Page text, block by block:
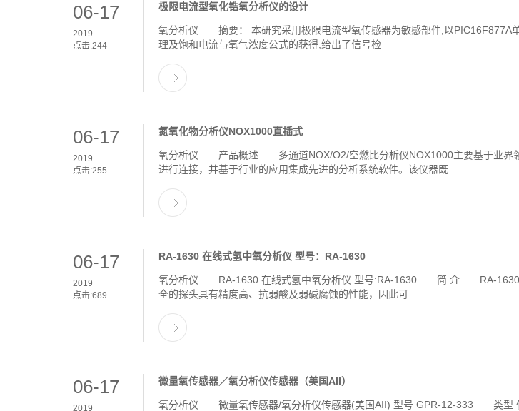
06-17
2019
点击:244
极限电流型氧化锆氧分析仪的设计
氧分析仪 摘要： 本研究采用极限电流型氧传感器为敏感部件,以PIC16F877A
理及饱和电流与氧气浓度公式的获得,给出了信号检
06-17
2019
点击:255
氮氧化物分析仪NOX1000直插式
氧分析仪 产品概述 多通道NOX/O2/空燃比分析仪NOX1000主要基于业界领
进行连接，并基于行业的应用集成先进的分析系统软件。该仪器既
06-17
2019
点击:689
RA-1630 在线式氢中氧分析仪 型号：RA-1630
氧分析仪 RA-1630 在线式氢中氧分析仪 型号:RA-1630 简 介 RA-1630氢
全的探头具有精度高、抗弱酸及弱碱腐蚀的性能，因此可
06-17
2019
微量氧传感器／氧分析仪传感器（美国AII）
氧分析仪 微量氧传感器/氧分析仪传感器(美国AII) 型号 GPR-12-333 类